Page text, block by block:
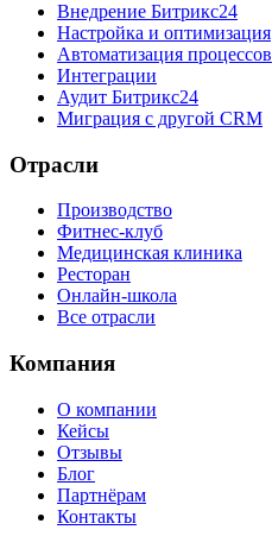
Внедрение Битрикс24
Настройка и оптимизация
Автоматизация процессов
Интеграции
Аудит Битрикс24
Миграция с другой CRM
Отрасли
Производство
Фитнес-клуб
Медицинская клиника
Ресторан
Онлайн-школа
Все отрасли
Компания
О компании
Кейсы
Отзывы
Блог
Партнёрам
Контакты